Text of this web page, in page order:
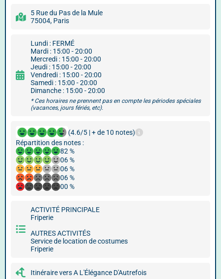
5 Rue du Pas de la Mule
75004, Paris
Lundi : FERMÉ
Mardi : 15:00 - 20:00
Mercredi : 15:00 - 20:00
Jeudi : 15:00 - 20:00
Vendredi : 15:00 - 20:00
Samedi : 15:00 - 20:00
Dimanche : 15:00 - 20:00
* Ces horaires ne prennent pas en compte les périodes spéciales
(vacances, jours fériés, etc).
(4.6/5 | + de 10 notes)
Répartition des notes :
82 %
06 %
06 %
06 %
00 %
ACTIVITÉ PRINCIPALE
Friperie
AUTRES ACTIVITÉS
Service de location de costumes
Friperie
Itinéraire vers A L'Élégance D'Autrefois